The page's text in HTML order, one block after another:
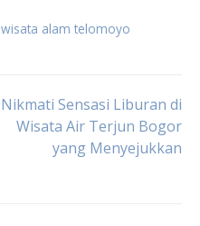
wisata alam telomoyo
Nikmati Sensasi Liburan di
Wisata Air Terjun Bogor
yang Menyejukkan